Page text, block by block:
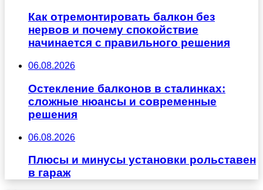
Как отремонтировать балкон без
нервов и почему спокойствие
начинается с правильного решения
06.08.2026
Остекление балконов в сталинках:
сложные нюансы и современные
решения
06.08.2026
Плюсы и минусы установки рольставен
в гараж